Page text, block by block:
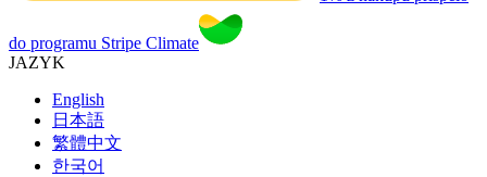
do programu Stripe Climate
JAZYK
English
日本語
繁體中文
한국어